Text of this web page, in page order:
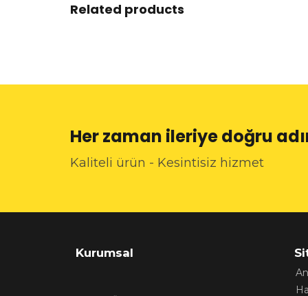
Related products
Her zaman ileriye doğru
Kaliteli ürün - Kesintisiz hizmet
Kurumsal